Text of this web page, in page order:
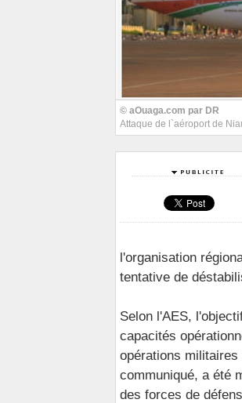
© aOuaga.com par DR
Attaque de l`aéroport de
l'organisation
tentative de
Selon l'AES,
capacités
opérations
communiqué, a été
des forces de